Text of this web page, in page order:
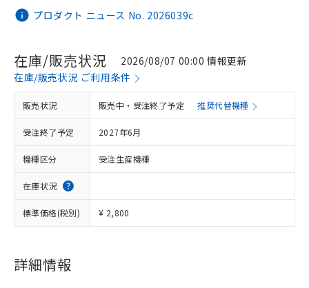
プロダクト ニュース No. 2026039c
在庫/販売状況
2026/08/07 00:00 情報更新
在庫/販売状況 ご利用条件
販売状況 販売中・受注終了予定 推奨代替機種
受注終了予定 2027年6月
機種区分 受注生産機種
在庫状況
標準価格(税別) ¥ 2,800
詳細情報